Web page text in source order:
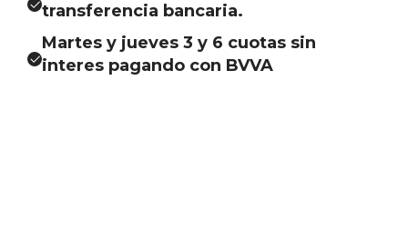
transferencia bancaria.
Martes y jueves 3 y 6 cuotas sin
interes pagando con BVVA